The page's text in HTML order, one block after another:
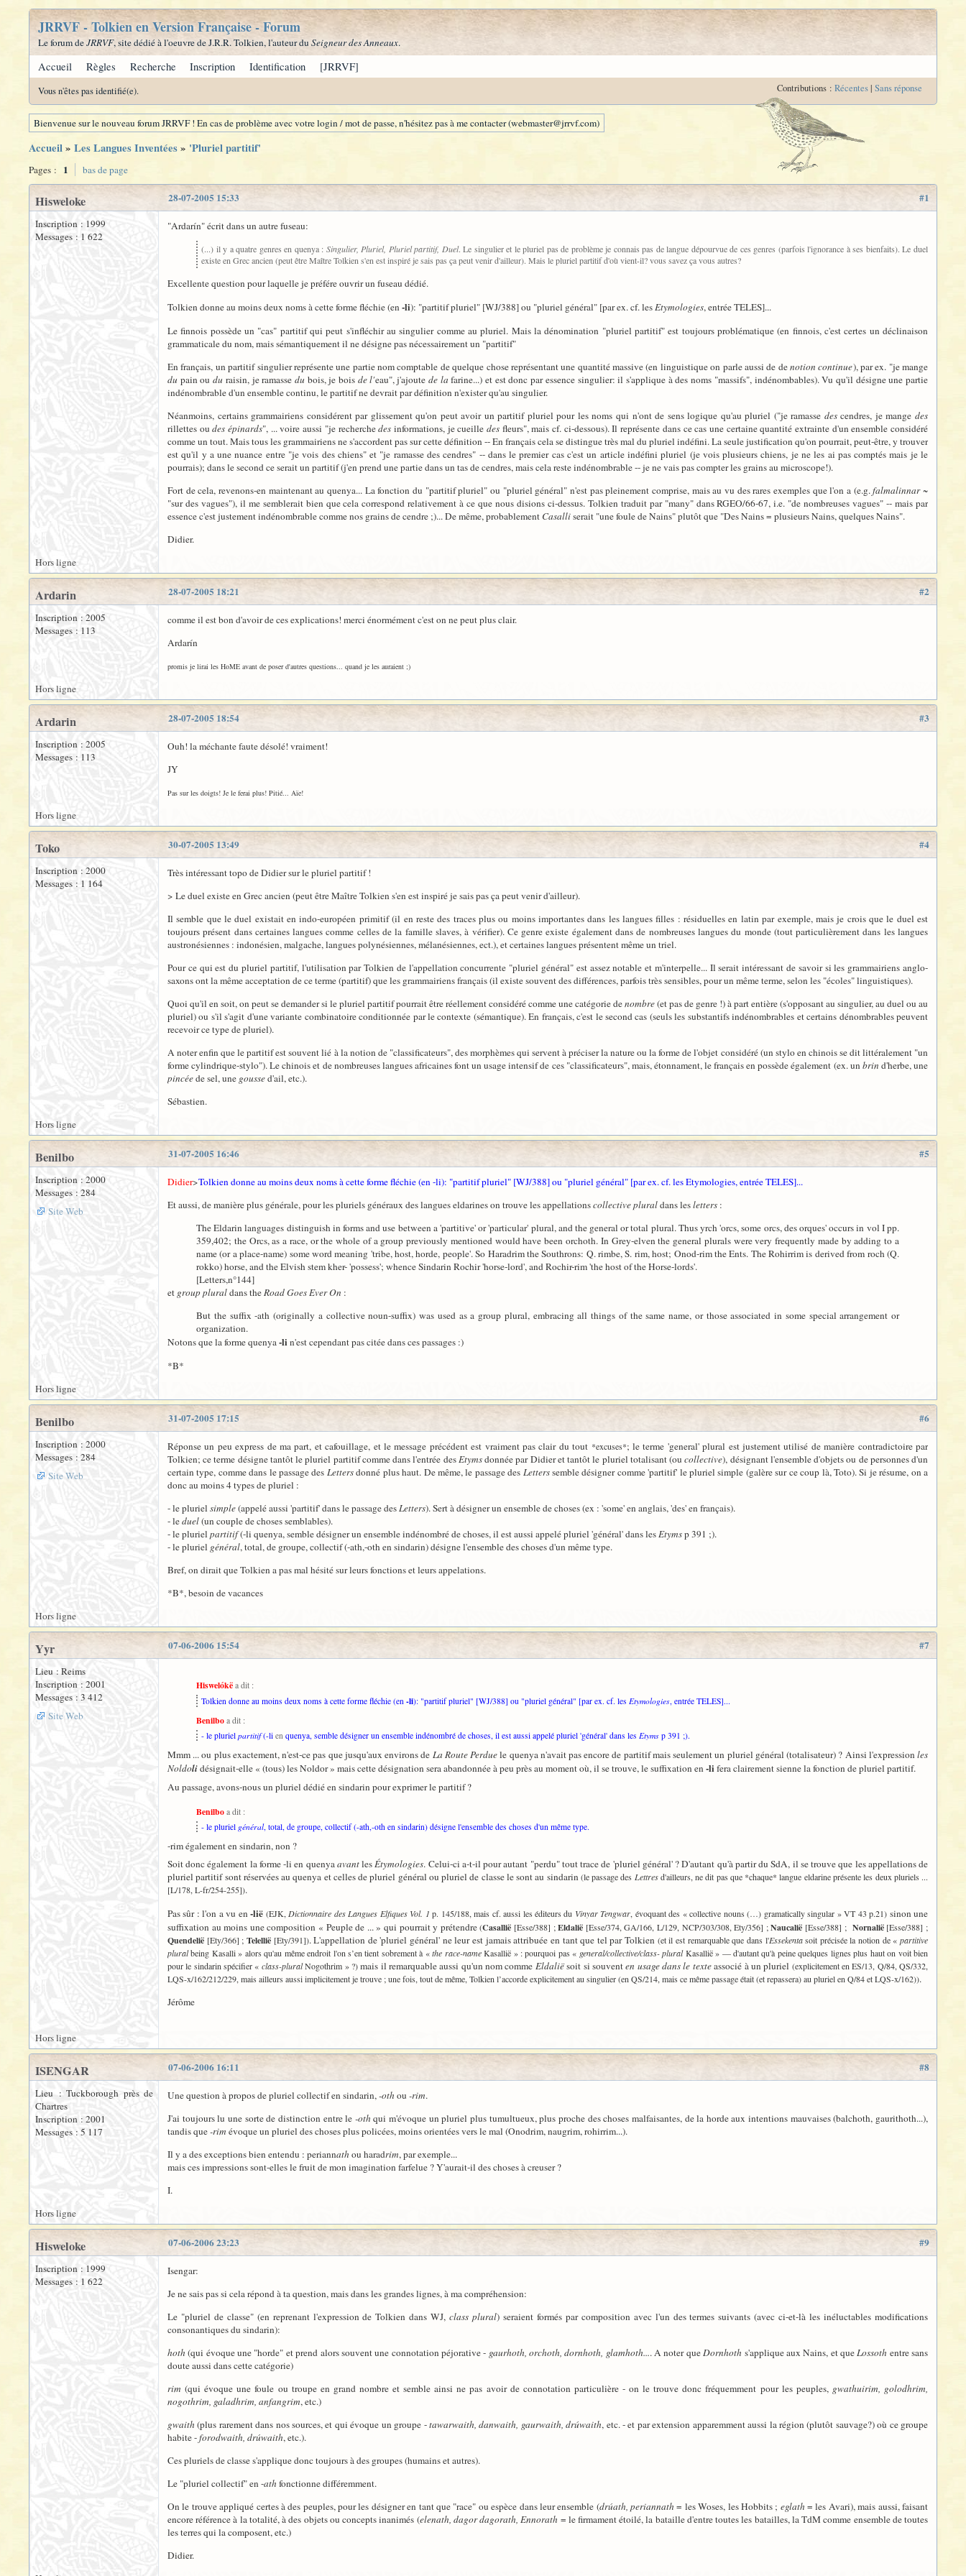
JRRVF - Tolkien en Version Française - Forum
Le forum deJRRVF, site dédié à l'oeuvre de J.R.R. Tolkien, l'auteur du Seigneur des Anneaux.
Accueil Règles Recherche Inscription Identification [JRRVF]
Vous n'êtes pas identifié(e). Contributions : Récentes| Sans réponse
Bienvenue sur le nouveau forum JRRVF ! En cas de problème avec votre login / mot de passe, n'hésitez pas à me contacter (webmaster@jrrvf.com)
Accueil» Les Langues Inventées» 'Pluriel partitif'
Pages : 1 bas de page
#1
28-07-2005 15:33
Hisweloke
Inscription : 1999
Messages : 1 622
"Ardarín" écrit dans un autre fuseau:
(...) il y a quatre genres en quenya : Singulier, Pluriel, Pluriel partitif, Duel. Le singulier et le pluriel pas de problème je connais pas de langue dépourvue de ces genres (parfois l'ignorance à ses bienfaits). Le duel
existe en Grec ancien (peut être Maître Tolkien s'en est inspiré je sais pas ça peut venir d'ailleur). Mais le pluriel partitif d'où vient-il? vous savez ça vous autres?
Excellente question pour laquelle je préfére ouvrir un fuseau dédié.
Tolkien donne au moins deux noms à cette forme fléchie (en-li): "partitif pluriel" [WJ/388] ou "pluriel général" [par ex. cf. lesEtymologies, entrée TELES]...
Le finnois possède un "cas" partitif qui peut s'infléchir au singulier comme au pluriel. Mais la dénomination "pluriel partitif" est toujours problématique (en finnois, c'est certes un déclinaison
grammaticale du nom, mais sémantiquement il ne désigne pas nécessairement un "partitif"
En français, un partitif singulier représente une partie nom comptable de quelque chose représentant une quantité massive (en linguistique on parle aussi de denotion continue), par ex. "je mange
du pain oudu raisin, je ramasse du bois, je bois de l'eau", j'ajoute de la farine...) et est donc par essence singulier: il s'applique à des noms "massifs", indénombables). Vu qu'il désigne une partie
indénombrable d'un ensemble continu, le partitif ne devrait par définition n'exister qu'au singulier.
Néanmoins, certains grammairiens considérent par glissement qu'on peut avoir un partitif pluriel pour les noms qui n'ont de sens logique qu'au pluriel ("je ramasse descendres, je mangedes
rillettes oudes épinards", ... voire aussi "je recherchedes informations, je cueille des fleurs", mais cf. ci-dessous). Il représente dans ce cas une certaine quantité extrainte d'un ensemble considéré
comme un tout. Mais tous les grammairiens ne s'accordent pas sur cette définition -- En français cela se distingue très mal du pluriel indéfini. La seule justification qu'on pourrait, peut-être, y trouver
est qu'il y a une nuance entre "je vois des chiens" et "je ramasse des cendres" -- dans le premier cas c'est un article indéfini pluriel (je vois plusieurs chiens, je ne les ai pas comptés mais je le
pourrais); dans le second ce serait un partitif (j'en prend une partie dans un tas de cendres, mais cela reste indénombrable -- je ne vais pas compter les grains au microscope!).
Fort de cela, revenons-en maintenant au quenya... La fonction du "partitif pluriel" ou "pluriel général" n'est pas pleinement comprise, mais au vu des rares exemples que l'on a (e.g.falmalinnar~
"sur des vagues"), il me semblerait bien que cela correspond relativement à ce que nous disions ci-dessus. Tolkien traduit par "many" dans RGEO/66-67, i.e. "de nombreuses vagues" -- mais par
essence c'est justement indénombrable comme nos grains de cendre ;)... De même, probablement Casalliserait "une foule de Nains" plutôt que "Des Nains = plusieurs Nains, quelques Nains".
Didier.
Hors ligne
#2
28-07-2005 18:21
Ardarin
Inscription : 2005
Messages : 113
comme il est bon d'avoir de ces explications! merci énormément c'est on ne peut plus clair.
Ardarín
promis je lirai les HoME avant de poser d'autres questions... quand je les auraient ;)
Hors ligne
#3
28-07-2005 18:54
Ardarin
Inscription : 2005
Messages : 113
Ouh! la méchante faute désolé! vraiment!
JY
Pas sur les doigts! Je le ferai plus! Pitié... Aïe!
Hors ligne
#4
30-07-2005 13:49
Toko
Inscription : 2000
Messages : 1 164
Très intéressant topo de Didier sur le pluriel partitif !
> Le duel existe en Grec ancien (peut être Maître Tolkien s'en est inspiré je sais pas ça peut venir d'ailleur).
Il semble que le duel existait en indo-européen primitif (il en reste des traces plus ou moins importantes dans les langues filles : résiduelles en latin par exemple, mais je crois que le duel est
toujours présent dans certaines langues comme celles de la famille slaves, à vérifier). Ce genre existe également dans de nombreuses langues du monde (tout particulièrement dans les langues
austronésiennes : indonésien, malgache, langues polynésiennes, mélanésiennes, ect.), et certaines langues présentent même un triel.
Pour ce qui est du pluriel partitif, l'utilisation par Tolkien de l'appellation concurrente "pluriel général" est assez notable et m'interpelle... Il serait intéressant de savoir si les grammairiens anglo-
saxons ont la même acceptation de ce terme (partitif) que les grammairiens français (il existe souvent des différences, parfois très sensibles, pour un même terme, selon les "écoles" linguistiques).
Quoi qu'il en soit, on peut se demander si le pluriel partitif pourrait être réellement considéré comme une catégorie denombre(et pas de genre !) à part entière (s'opposant au singulier, au duel ou au
pluriel) ou s'il s'agit d'une variante combinatoire conditionnée par le contexte (sémantique). En français, c'est le second cas (seuls les substantifs indénombrables et certains dénombrables peuvent
recevoir ce type de pluriel).
A noter enfin que le partitif est souvent lié à la notion de "classificateurs", des morphèmes qui servent à préciser la nature ou la forme de l'objet considéré (un stylo en chinois se dit littéralement "un
forme cylindrique-stylo"). Le chinois et de nombreuses langues africaines font un usage intensif de ces "classificateurs", mais, étonnament, le français en possède également (ex. unbrin d'herbe, une
pincéede sel, une goussed'ail, etc.).
Sébastien.
Hors ligne
#5
31-07-2005 16:46
Benilbo
Inscription : 2000
Messages : 284
Site Web
Didier>Tolkien donne au moins deux noms à cette forme fléchie (en -li): "partitif pluriel" [WJ/388] ou "pluriel général" [par ex. cf. les Etymologies, entrée TELES]...
Et aussi, de manière plus générale, pour les pluriels généraux des langues eldarines on trouve les appellationscollective pluraldans lesletters :
The Eldarin languages distinguish in forms and use between a 'partitive' or 'particular' plural, and the general or total plural. Thus yrch 'orcs, some orcs, des orques' occurs in vol I pp.
359,402; the Orcs, as a race, or the whole of a group previously mentioned would have been orchoth. In Grey-elven the general plurals were very frequently made by adding to a
name (or a place-name) some word meaning 'tribe, host, horde, people'. So Haradrim the Southrons: Q. rimbe, S. rim, host; Onod-rim the Ents. The Rohirrim is derived from roch (Q.
rokko) horse, and the Elvish stem kher- 'possess'; whence Sindarin Rochir 'horse-lord', and Rochir-rim 'the host of the Horse-lords'.
[Letters,n°144]
et group pluraldans theRoad Goes Ever On :
But the suffix -ath (originally a collective noun-suffix) was used as a group plural, embracing all things of the same name, or those associated in some special arrangement or
organization.
Notons que la forme quenya-lin'est cependant pas citée dans ces passages :)
*B*
Hors ligne
#6
31-07-2005 17:15
Benilbo
Inscription : 2000
Messages : 284
Site Web
Réponse un peu express de ma part, et cafouillage, et le message précédent est vraiment pas clair du tout *excuses*; le terme 'general' plural est justement utilisé de manière contradictoire par
Tolkien; ce terme désigne tantôt le pluriel partitif comme dans l'entrée desEtymsdonnée par Didier et tantôt le pluriel totalisant (oucollective), désignant l'ensemble d'objets ou de personnes d'un
certain type, comme dans le passage des Lettersdonné plus haut. De même, le passage des Letterssemble désigner comme 'partitif' le pluriel simple (galère sur ce coup là, Toto). Si je résume, on a
donc au moins 4 types de pluriel :
- le pluriel simple(appelé aussi 'partitif' dans le passage desLetters). Sert à désigner un ensemble de choses (ex : 'some' en anglais, 'des' en français).
- leduel(un couple de choses semblables).
- le pluriel partitif(-li quenya, semble désigner un ensemble indénombré de choses, il est aussi appelé pluriel 'général' dans lesEtymsp 391 ;).
- le pluriel général, total, de groupe, collectif (-ath,-oth en sindarin) désigne l'ensemble des choses d'un même type.
Bref, on dirait que Tolkien a pas mal hésité sur leurs fonctions et leurs appelations.
*B*, besoin de vacances
Hors ligne
#7
07-06-2006 15:54
Yyr
Lieu : Reims
Inscription : 2001
Messages : 3 412
Site Web
Hiswelókëa dit :
Tolkien donne au moins deux noms à cette forme fléchie (en -li): "partitif pluriel" [WJ/388] ou "pluriel général" [par ex. cf. les Etymologies, entrée TELES]...
Benilboa dit :
- le pluriel partitif(-li en quenya, semble désigner un ensemble indénombré de choses, il est aussi appelé pluriel 'général' dans les Etyms p 391 ;).
Mmm ... ou plus exactement, n'est-ce pas que jusqu'aux environs de La Route Perduele quenya n'avait pas encore de partitif mais seulement un pluriel général (totalisateur) ? Ainsi l'expressionles
Noldolidésignait-elle « (tous) les Noldor » mais cette désignation sera abandonnée à peu près au moment où, il se trouve, le suffixation en-lifera clairement sienne la fonction de pluriel partitif.
Au passage, avons-nous un pluriel dédié en sindarin pour exprimer le partitif ?
Benilboa dit :
- le pluriel général, total, de groupe, collectif (-ath,-oth en sindarin) désigne l'ensemble des choses d'un même type.
-rim également en sindarin, non ?
Soit donc également la forme -li en quenyaavantlesÉtymologies. Celui-ci a-t-il pour autant "perdu" tout trace de 'pluriel général' ? D'autant qu'à partir du SdA, il se trouve que les appellations de
pluriel partitif sont réservées au quenya et celles de pluriel général ou pluriel de classe le sont au sindarin(le passage des Lettresd'ailleurs, ne dit pas que *chaque* langue eldarine présente les deux pluriels ...
[L/178, L-fr/254-255]).
Pas sûr : l'on a vu en-lië (EJK, Dictionnaire des Langues Elfiques Vol. 1 p. 145/188, mais cf. aussi les éditeurs du Vinyar Tengwar, évoquant des « collective nouns (…) gramatically singular » VT 43 p.21) sinon une
suffixation au moins une composition « Peuple de ... » qui pourrait y prétendre(Casallië [Esse/388] ;Eldalië [Esse/374, GA/166, L/129, NCP/303/308, Ety/356] ;Naucalië [Esse/388] ; Nornalië[Esse/388] ;
Quendelië [Ety/366] ; Telellië[Ety/391]). L'appellation de 'pluriel général' ne leur est jamais attribuée en tant que tel par Tolkien (et il est remarquable que dans l'Essekentasoit précisée la notion de «partitive
pluralbeing Kasalli » alors qu'au même endroit l'on s’en tient sobrement à «the race-nameKasallië » : pourquoi pas « general/collective/class- pluralKasallië » — d'autant qu'à peine quelques lignes plus haut on voit bien
pour le sindarin spécifier « class-pluralNogothrim » ?)mais il remarquable aussi qu'un nom comme Eldaliësoit si souventen usage dans le texteassocié à un pluriel (explicitement en ES/13, Q/84, QS/332,
LQS-x/162/212/229, mais ailleurs aussi implicitement je trouve ; une fois, tout de même, Tolkien l’accorde explicitement au singulier (en QS/214, mais ce même passage était (et repassera) au pluriel en Q/84 et LQS-x/162)).
Jérôme
Hors ligne
#8
07-06-2006 16:11
ISENGAR
Lieu : Tuckborough près de
Chartres
Inscription : 2001
Messages : 5 117
Une question à propos de pluriel collectif en sindarin,-oth ou -rim.
J'ai toujours lu une sorte de distinction entre le -oth qui m'évoque un pluriel plus tumultueux, plus proche des choses malfaisantes, de la horde aux intentions mauvaises (balchoth, gaurithoth...),
tandis que-rim évoque un pluriel des choses plus policées, moins orientées vers le mal (Onodrim, naugrim, rohirrim...).
Il y a des exceptions bien entendu : periannath ou haradrim, par exemple...
mais ces impressions sont-elles le fruit de mon imagination farfelue ? Y'aurait-il des choses à creuser ?
I.
Hors ligne
#9
07-06-2006 23:23
Hisweloke
Inscription : 1999
Messages : 1 622
Isengar:
Je ne sais pas si cela répond à ta question, mais dans les grandes lignes, à ma compréhension:
Le "pluriel de classe" (en reprenant l'expression de Tolkien dans WJ,class plural) seraient formés par composition avec l'un des termes suivants (avec ci-et-là les inéluctables modifications
consonantiques du sindarin):
hoth (qui évoque une "horde" et prend alors souvent une connotation péjorative - gaurhoth, orchoth, dornhoth, glamhoth.... A noter queDornhoth s'applique aux Nains, et queLossoth entre sans
doute aussi dans cette catégorie)
rim (qui évoque une foule ou troupe en grand nombre et semble ainsi ne pas avoir de connotation particulière - on le trouve donc fréquemment pour les peuples, gwathuirim, golodhrim,
nogothrim, galadhrim, anfangrim, etc.)
gwaith (plus rarement dans nos sources, et qui évoque un groupe -tawarwaith, danwaith, gaurwaith, drúwaith, etc. - et par extension apparemment aussi la région (plutôt sauvage?) où ce groupe
habite -forodwaith, drúwaith, etc.).
Ces pluriels de classe s'applique donc toujours à des groupes (humains et autres).
Le "pluriel collectif" en -ath fonctionne différemment.
On le trouve appliqué certes à des peuples, pour les désigner en tant que "race" ou espèce dans leur ensemble (drúath, periannath = les Woses, les Hobbits ; eglath = les Avari), mais aussi, faisant
encore référence à la totalité, à des objets ou concepts inanimés (elenath, dagor dagorath, Ennorath = le firmament étoilé, la bataille d'entre toutes les batailles, la TdM comme ensemble de toutes
les terres qui la composent, etc.)
Didier.